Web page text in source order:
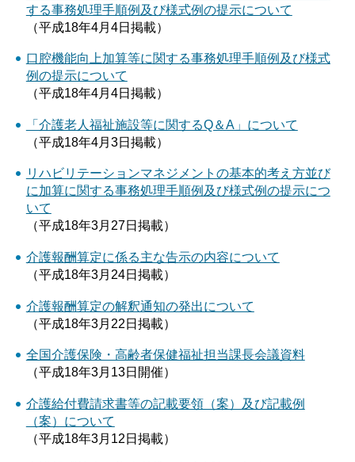
する事務処理手順例及び様式例の提示について
（平成18年4月4日掲載）
口腔機能向上加算等に関する事務処理手順例及び様式
例の提示について
（平成18年4月4日掲載）
「介護老人福祉施設等に関するQ＆A」について
（平成18年4月3日掲載）
リハビリテーションマネジメントの基本的考え方並び
に加算に関する事務処理手順例及び様式例の提示につ
いて
（平成18年3月27日掲載）
介護報酬算定に係る主な告示の内容について
（平成18年3月24日掲載）
介護報酬算定の解釈通知の発出について
（平成18年3月22日掲載）
全国介護保険・高齢者保健福祉担当課長会議資料
（平成18年3月13日開催）
介護給付費請求書等の記載要領（案）及び記載例
（案）について
（平成18年3月12日掲載）